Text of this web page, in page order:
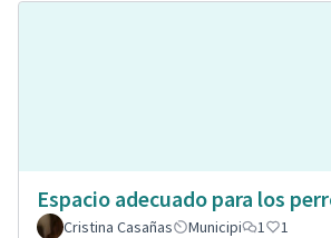
Espacio adecuado para los
Cristina Casañas
Municipi 1 1